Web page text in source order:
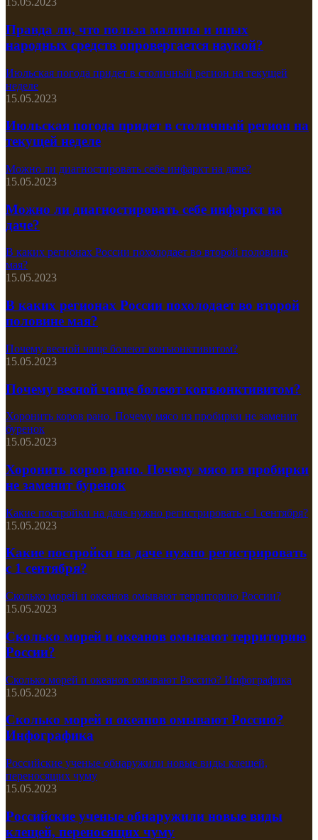
Правда ли, что польза малины и иных
народных средств опровергается наукой?
Июльская погода придет в столичный регион на текущей
неделе
15.05.2023
Июльская погода придет в столичный регион на
текущей неделе
Можно ли диагностировать себе инфаркт на даче?
15.05.2023
Можно ли диагностировать себе инфаркт на
даче?
В каких регионах России похолодает во второй половине
мая?
15.05.2023
В каких регионах России похолодает во второй
половине мая?
Почему весной чаще болеют конъюнктивитом?
15.05.2023
Почему весной чаще болеют конъюнктивитом?
Хоронить коров рано. Почему мясо из пробирки не заменит
буренок
15.05.2023
Хоронить коров рано. Почему мясо из пробирки
не заменит буренок
Какие постройки на даче нужно регистрировать с 1 сентября?
15.05.2023
Какие постройки на даче нужно регистрировать
с 1 сентября?
Сколько морей и океанов омывают территорию России?
15.05.2023
Сколько морей и океанов омывают территорию
России?
Сколько морей и океанов омывают Россию? Инфографика
15.05.2023
Сколько морей и океанов омывают Россию?
Инфографика
Российские ученые обнаружили новые виды клещей,
переносящих чуму
15.05.2023
Российские ученые обнаружили новые виды
клещей, переносящих чуму